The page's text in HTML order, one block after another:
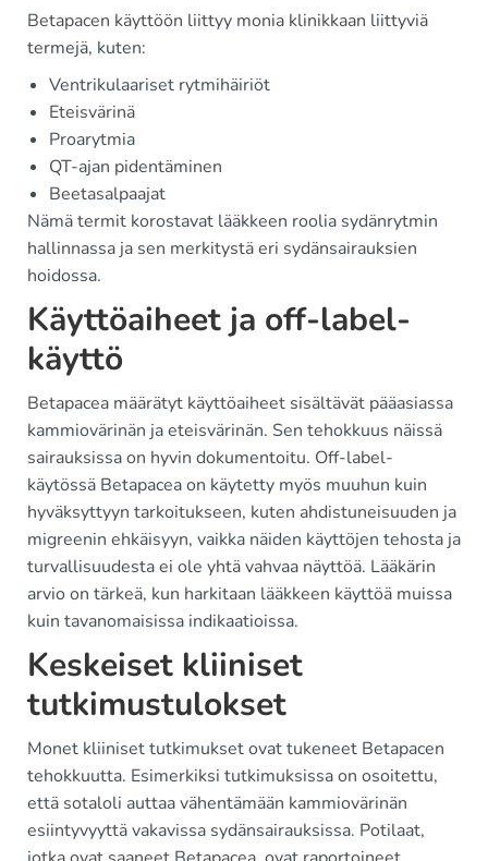
Betapacen käyttöön liittyy monia klinikkaan liittyviä
termejä, kuten:
Ventrikulaariset rytmihäiriöt
Eteisvärinä
Proarytmia
QT-ajan pidentäminen
Beetasalpaajat
Nämä termit korostavat lääkkeen roolia sydänrytmin
hallinnassa ja sen merkitystä eri sydänsairauksien
hoidossa.
Käyttöaiheet ja off-label-
käyttö
Betapacea määrätyt käyttöaiheet sisältävät pääasiassa
kammiovärinän ja eteisvärinän. Sen tehokkuus näissä
sairauksissa on hyvin dokumentoitu. Off-label-
käytössä Betapacea on käytetty myös muuhun kuin
hyväksyttyyn tarkoitukseen, kuten ahdistuneisuuden ja
migreenin ehkäisyyn, vaikka näiden käyttöjen tehosta ja
turvallisuudesta ei ole yhtä vahvaa näyttöä. Lääkärin
arvio on tärkeä, kun harkitaan lääkkeen käyttöä muissa
kuin tavanomaisissa indikaatioissa.
Keskeiset kliiniset
tutkimustulokset
Monet kliiniset tutkimukset ovat tukeneet Betapacen
tehokkuutta. Esimerkiksi tutkimuksissa on osoitettu,
että sotaloli auttaa vähentämään kammiovärinän
esiintyvyyttä vakavissa sydänsairauksissa. Potilaat,